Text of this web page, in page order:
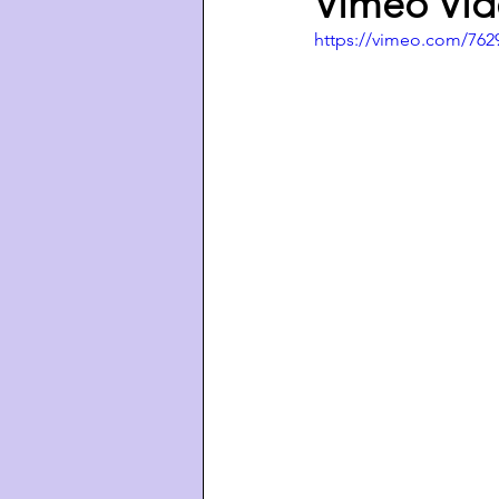
https://vimeo.com/